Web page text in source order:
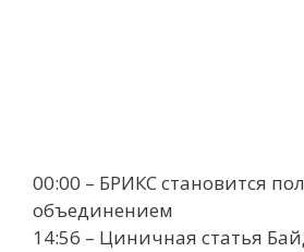
00:00 – БРИКС становится
объединением
14:56 – Циничная статья